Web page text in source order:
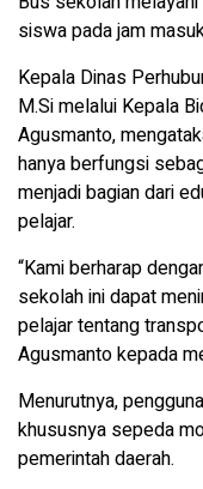
siswa pada jam
Kepala Dinas
M.Si melalui Kepala
Agusmanto,
hanya berfungsi
menjadi bagian dari
pelajar.
“Kami berharap
sekolah ini dapat
pelajar tentang
Agusmanto kepada
Menurutnya,
khususnya sepeda
pemerintah daerah.